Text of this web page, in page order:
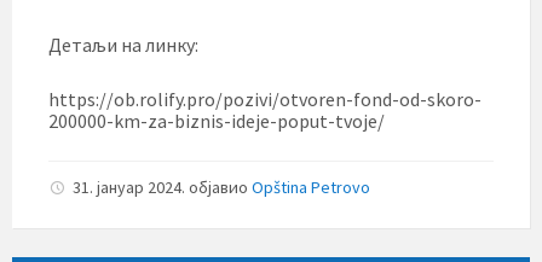
Детаљи на линку:
https://ob.rolify.pro/pozivi/otvoren-fond-od-skoro-
200000-km-za-biznis-ideje-poput-tvoje/
31. јануар 2024. објавио Opština Petrovo